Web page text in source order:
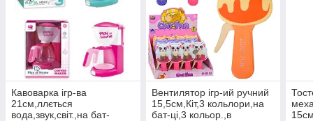
Кавоварка ігр-ва
21см,ллється
вода,звук,світ.,на бат-
Вентилятор ігр-ий ручний
15,5см,Кіт,3 кольлори,на
бат-ці,3 кольор.,в